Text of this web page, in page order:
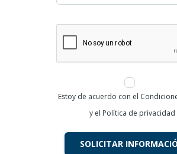
Estoy de acuerdo con el
y el Política de privacidad
SOLICITAR